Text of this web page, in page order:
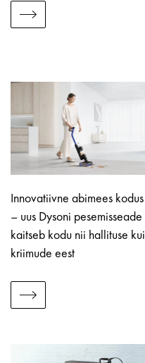
Innovatiivne abimees kodus
– uus Dysoni pesemisseade
kaitseb kodu nii hallituse kui
kriimude eest